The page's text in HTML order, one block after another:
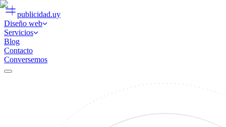
publicidad.uy
Diseño web
Servicios
Blog
Contacto
Conversemos